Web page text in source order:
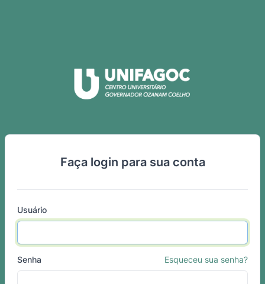
Faça login para sua conta
Usuário
Senha Esqueceu sua senha?